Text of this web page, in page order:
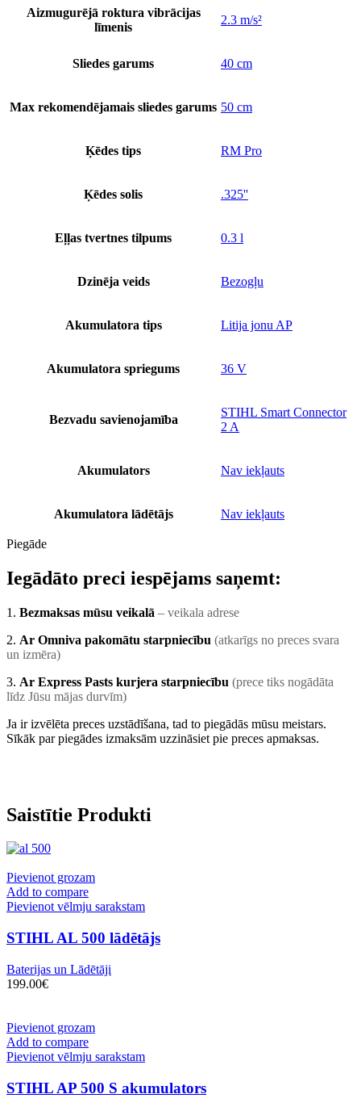
Aizmugurējā roktura vibrācijas
līmenis
2.3 m/s²
Sliedes garums 40 cm
Max rekomendējamais sliedes garums 50 cm
Ķēdes tips RM Pro
Ķēdes solis .325''
Eļļas tvertnes tilpums 0.3 l
Dzinēja veids Bezogļu
Akumulatora tips Litija jonu AP
Akumulatora spriegums 36 V
Bezvadu savienojamība
STIHL Smart Connector
2 A
Akumulators Nav iekļauts
Akumulatora lādētājs Nav iekļauts
Piegāde
Iegādāto preci iespējams saņemt:
1. Bezmaksas mūsu veikalā – veikala adrese
2. Ar Omniva pakomātu starpniecību (atkarīgs no preces svara
un izmēra)
3. Ar Express Pasts kurjera starpniecību (prece tiks nogādāta
līdz Jūsu mājas durvīm)
Ja ir izvēlēta preces uzstādīšana, tad to piegādās mūsu meistars.
Sīkāk par piegādes izmaksām uzzināsiet pie preces apmaksas.
Saistītie Produkti
Pievienot grozam
Add to compare
Pievienot vēlmju sarakstam
STIHL AL 500 lādētājs
Baterijas un Lādētāji
199.00€
Pievienot grozam
Add to compare
Pievienot vēlmju sarakstam
STIHL AP 500 S akumulators